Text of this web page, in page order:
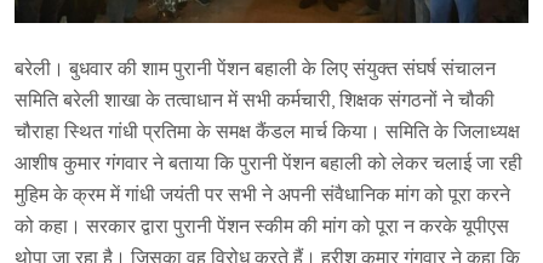
बरेली। बुधवार की शाम पुरानी पेंशन बहाली के लिए संयुक्त संघर्ष संचालन
समिति बरेली शाखा के तत्वाधान में सभी कर्मचारी, शिक्षक संगठनों ने चौकी
चौराहा स्थित गांधी प्रतिमा के समक्ष कैंडल मार्च किया। समिति के जिलाध्यक्ष
आशीष कुमार गंगवार ने बताया कि पुरानी पेंशन बहाली को लेकर चलाई जा रही
मुहिम के क्रम में गांधी जयंती पर सभी ने अपनी संवैधानिक मांग को पूरा करने
को कहा। सरकार द्वारा पुरानी पेंशन स्कीम की मांग को पूरा न करके यूपीएस
थोपा जा रहा है। जिसका वह विरोध करते हैं। हरीश कुमार गंगवार ने कहा कि